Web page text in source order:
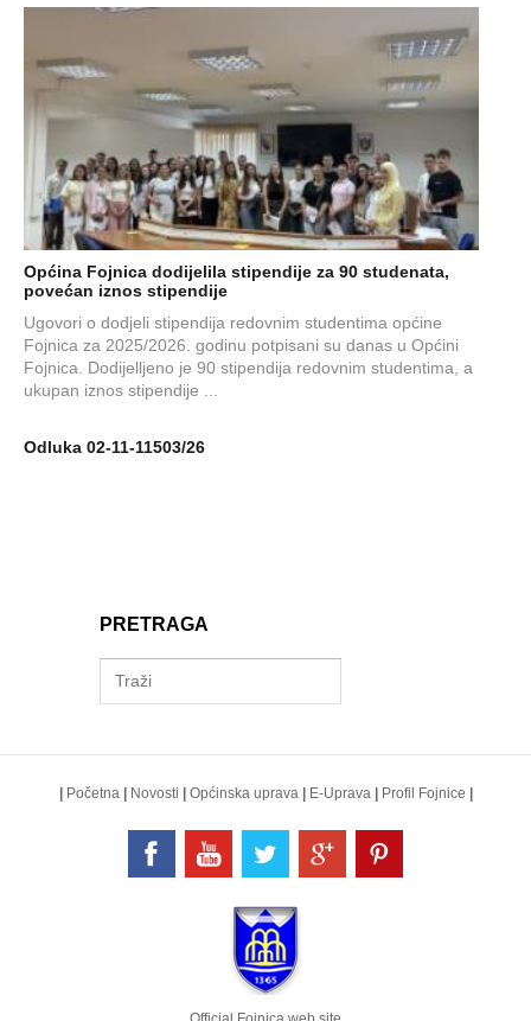
Općina Fojnica dodijelila stipendije za 90 studenata,
povećan iznos stipendije
Ugovori o dodjeli stipendija redovnim studentima općine
Fojnica za 2025/2026. godinu potpisani su danas u Općini
Fojnica. Dodijelljeno je 90 stipendija redovnim studentima, a
ukupan iznos stipendije ...
Odluka 02-11-11503/26
PRETRAGA
| Početna | Novosti | Općinska uprava | E-Uprava | Profil Fojnice |